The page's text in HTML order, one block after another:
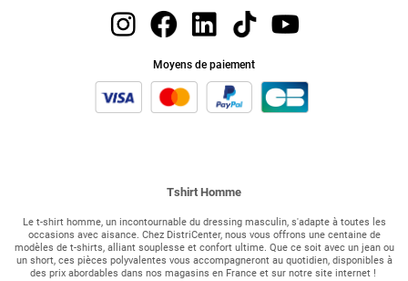
Tshirt Homme
Le t-shirt homme, un incontournable du dressing masculin, s'adapte à toutes les
occasions avec aisance. Chez DistriCenter, nous vous offrons une centaine de
modèles de t-shirts, alliant souplesse et confort ultime. Que ce soit avec un jean ou
un short, ces pièces polyvalentes vous accompagneront au quotidien, disponibles à
des prix abordables dans nos magasins en France et sur notre site internet !
Moyens de paiement